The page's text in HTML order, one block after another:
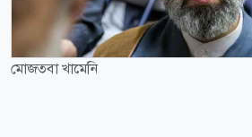
মোজতবা খামেনি